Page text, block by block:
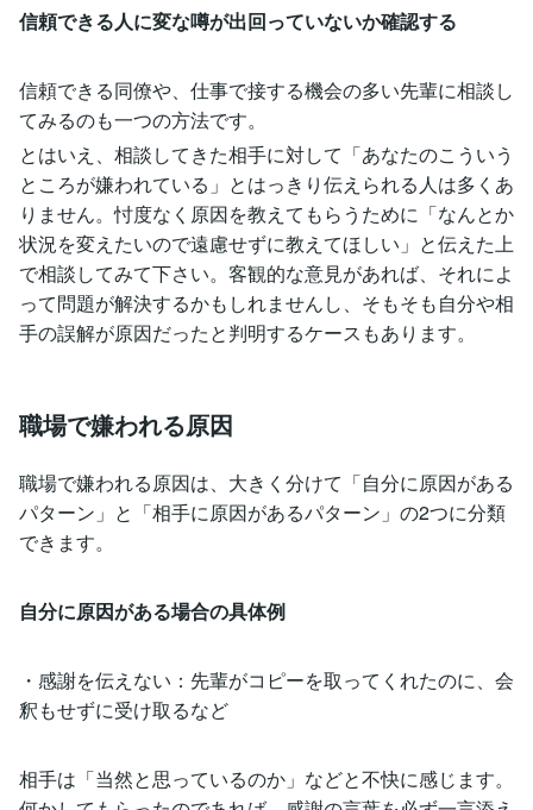
信頼できる人に変な噂が出回っていないか確認する
信頼できる同僚や、仕事で接する機会の多い先輩に相談し
てみるのも一つの方法です。
とはいえ、相談してきた相手に対して「あなたのこういう
ところが嫌われている」とはっきり伝えられる人は多くあ
りません。忖度なく原因を教えてもらうために「なんとか
状況を変えたいので遠慮せずに教えてほしい」と伝えた上
で相談してみて下さい。客観的な意見があれば、それによ
って問題が解決するかもしれませんし、そもそも自分や相
手の誤解が原因だったと判明するケースもあります。
職場で嫌われる原因
職場で嫌われる原因は、大きく分けて「自分に原因がある
パターン」と「相手に原因があるパターン」の2つに分類
できます。
自分に原因がある場合の具体例
・感謝を伝えない：先輩がコピーを取ってくれたのに、会
釈もせずに受け取るなど
相手は「当然と思っているのか」などと不快に感じます。